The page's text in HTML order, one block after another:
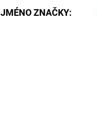
JMÉNO ZNAČKY: